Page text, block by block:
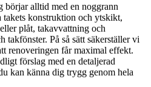
börjar alltid med en noggrann
konstruktion och ytskikt,
plåt, takavvattning och
takfönster. På så sätt säkerställer vi
renoveringen får maximal effekt.
förslag med en detaljerad
kan känna dig trygg genom hela